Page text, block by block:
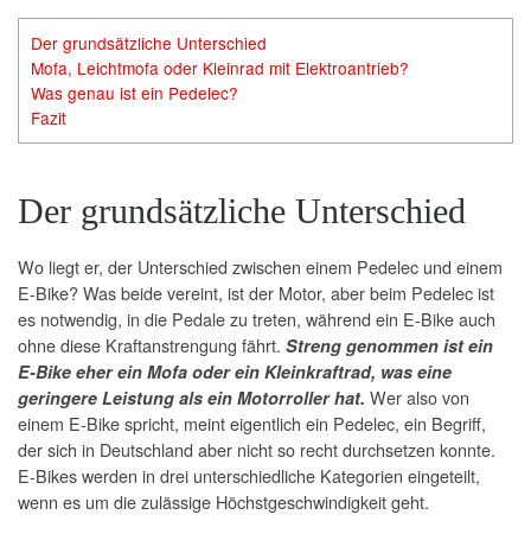
Der grundsätzliche Unterschied
Mofa, Leichtmofa oder Kleinrad mit Elektroantrieb?
Was genau ist ein Pedelec?
Fazit
Der grundsätzliche Unterschied
Wo liegt er, der Unterschied zwischen einem Pedelec und einem
E-Bike? Was beide vereint, ist der Motor, aber beim Pedelec ist
es notwendig, in die Pedale zu treten, während ein E-Bike auch
ohne diese Kraftanstrengung fährt. Streng genommen ist ein
E-Bike eher ein Mofa oder ein Kleinkraftrad, was eine
geringere Leistung als ein Motorroller hat. Wer also von
einem E-Bike spricht, meint eigentlich ein Pedelec, ein Begriff,
der sich in Deutschland aber nicht so recht durchsetzen konnte.
E-Bikes werden in drei unterschiedliche Kategorien eingeteilt,
wenn es um die zulässige Höchstgeschwindigkeit geht.